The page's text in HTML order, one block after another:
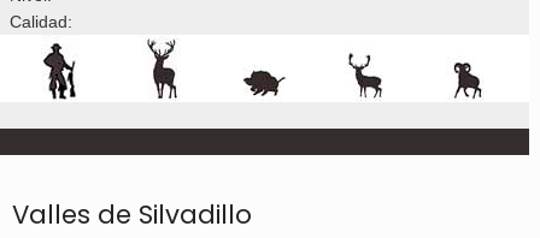
Calidad:
Valles de Silvadillo